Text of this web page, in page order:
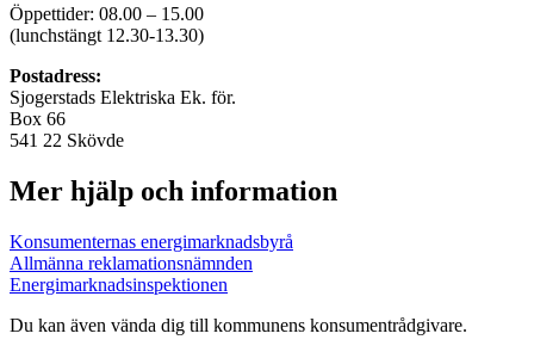
Öppettider: 08.00 – 15.00
(lunchstängt 12.30-13.30)
Postadress:
Sjogerstads Elektriska Ek. för.
Box 66
541 22 Skövde
Mer hjälp och information
Konsumenternas energimarknadsbyrå
Allmänna reklamationsnämnden
Energimarknadsinspektionen
Du kan även vända dig till kommunens konsumentrådgivare.